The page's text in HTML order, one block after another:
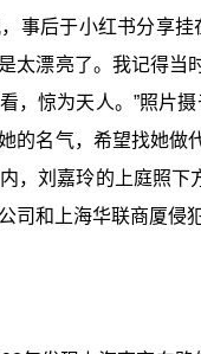
事后于小红书分享
太漂亮了。我记得当
，惊为天人。”照片
的名气，希望找她做
，刘嘉玲的上庭照
司和上海华联商厦侵